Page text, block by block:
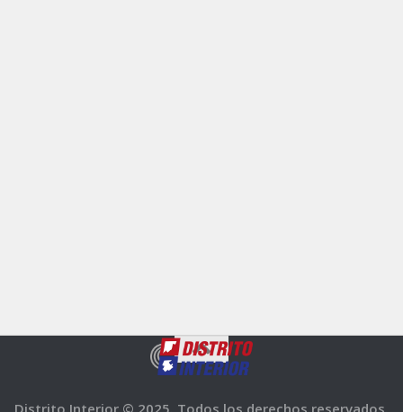
Distrito Interior © 2025. Todos los derechos reservados.